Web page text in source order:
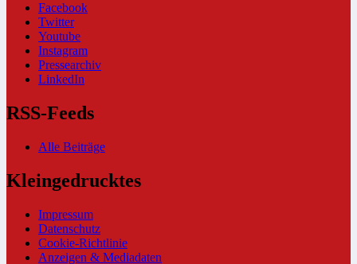
Facebook
Twitter
Youtube
Instagram
Pressearchiv
LinkedIn
RSS-Feeds
Alle Beiträge
Kleingedrucktes
Impressum
Datenschutz
Cookie-Richtlinie
Anzeigen & Mediadaten